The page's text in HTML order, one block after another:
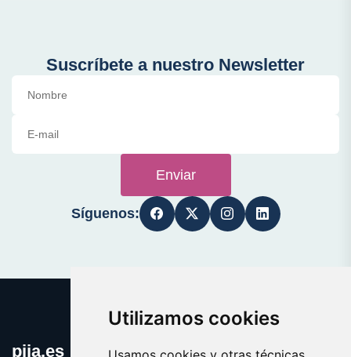
Utilizamos cookies
Suscríbete a nuestro Newsletter
Enviar
Síguenos:
pija.es